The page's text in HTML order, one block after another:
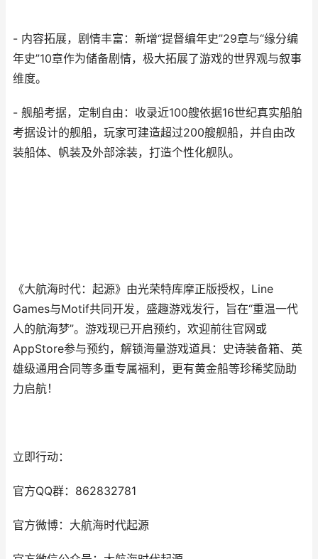
- 内容拓展，剧情丰富：新增“提督编年史”29章与“缘分编
年史”10章作为储备剧情，极大拓展了游戏的世界观与叙事
维度。
- 舰船考据，定制自由：收录近100艘依据16世纪真实船舶
考据设计的舰船，玩家可建造超过200艘舰船，并自由改
装船体、帆装及外部涂装，打造个性化舰队。
《大航海时代：起源》由光荣特库摩正版授权，Line
Games与Motif共同开发，盛趣游戏发行，旨在“重温一代
人的航海梦”。游戏现已开启预约，欢迎前往官网或
AppStore参与预约，解锁海量游戏道具：史诗装备箱、英
雄级通用合同等多重专属福利，更有黄金船等珍稀奖励助
力启航！
立即行动：
官方QQ群：862832781
官方微博：大航海时代起源